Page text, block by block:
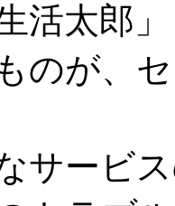
活太郎
のが、
サービ